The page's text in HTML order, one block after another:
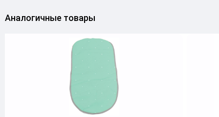
Аналогичные товары